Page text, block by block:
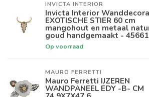
INVICTA INTERIOR
Invicta Interior
EXOTISCHE STIER 60 cm
mangohout en metaal
goud handgemaakt - 45661
Op voorraad
MAURO FERRETTI
Mauro Ferretti IJZEREN
WANDPANEEL EDY -B- CM